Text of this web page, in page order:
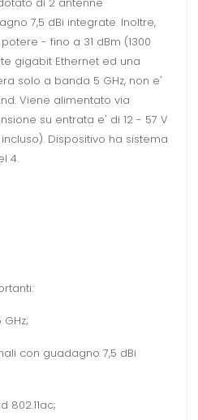
di 2 antenne
7,5 dBi integrate. Inoltre,
- fino a 31 dBm (1300
gigabit Ethernet ed una
solo a banda 5 GHz, non e'
Viene alimentato via
su entrata e' di 12 - 57 V
Dispositivo ha sistema
4.
con guadagno 7,5 dBi